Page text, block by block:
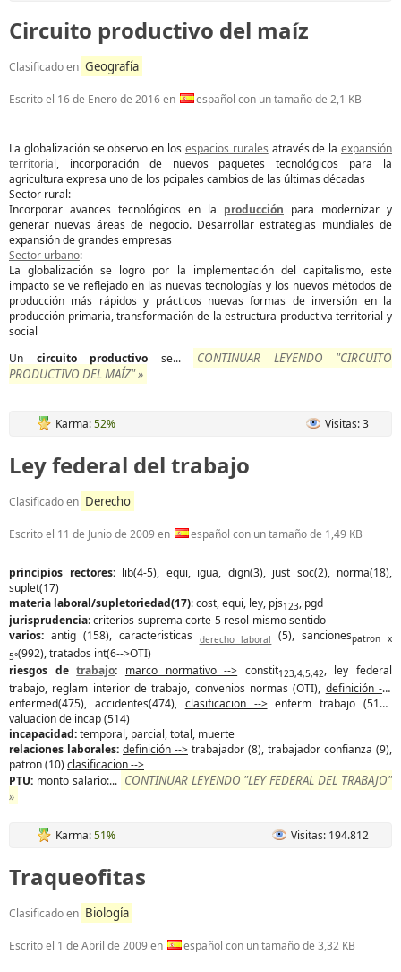
Circuito productivo del maíz
Clasificado en Geografía
Escrito el 16 de Enero de 2016en español con un tamaño de 2,1 KB
La globalización se observo en los espacios rurales através de laexpansión
territorial, incorporación de nuevos paquetes tecnológicos para la
agricultura expresa uno de los pcipales cambios de las últimas décadas
Sector rural:
Incorporar avances tecnológicos en la producción para modernizar y
generar nuevas áreas de negocio. Desarrollar estrategias mundiales de
expansión de grandes empresas
Sector urbano:
La globalización se logro por la implementación del capitalismo, este
impacto se ve reflejado en las nuevas tecnologías y los nuevos métodos de
producción más rápidos y prácticos nuevas formas de inversión en la
producción primaria, transformación de la estructura productiva territorial y
social
Un circuito productivo se...
CONTINUAR LEYENDO "CIRCUITO
PRODUCTIVO DEL MAÍZ" »
Karma:52% Visitas: 3
Ley federal del trabajo
Clasificado en Derecho
Escrito el 11 de Junio de 2009en español con un tamaño de 1,49 KB
principios rectores: lib(4-5), equi, igua, dign(3), just soc(2), norma(18),
suplet(17)
materia laboral/supletoriedad(17): cost, equi, ley, pjs123, pgd
jurisprudencia: criterios-suprema corte-5 resol-mismo sentido
varios: antig (158), caracteristicas derecho laboral (5), sancionespatron x
5°(992), tratados int(6-->OTI)
riesgos detrabajo: marco normativo --> constit123,4,5,42, ley federal
trabajo, reglam interior de trabajo, convenios normas (OTI), definición -->
enfermed(475), accidentes(474), clasificacion -->enferm trabajo (513),
valuacion de incap (514)
incapacidad:temporal, parcial, total, muerte
relaciones laborales: definición --> trabajador (8), trabajador confianza (9),
patron (10) clasificacion -->
PTU: monto salario:... CONTINUAR LEYENDO "LEY FEDERAL DEL TRABAJO"
»
Karma:51% Visitas: 194.812
Traqueofitas
Clasificado en Biología
Escrito el 1 de Abril de 2009en español con un tamaño de 3,32 KB